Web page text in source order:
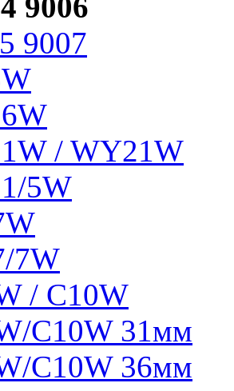
9007
/ WY21W
5W
7W
/ C10W
C10W 31мм
C10W 36мм